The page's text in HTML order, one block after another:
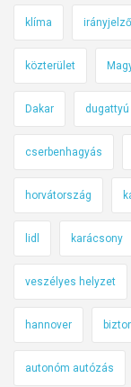
klíma irányjelző
közterület
Dakar dugattyú
cserbenhagyás
horvátország
lidl karácsony
veszélyes helyzet
hannover
autonóm autózás